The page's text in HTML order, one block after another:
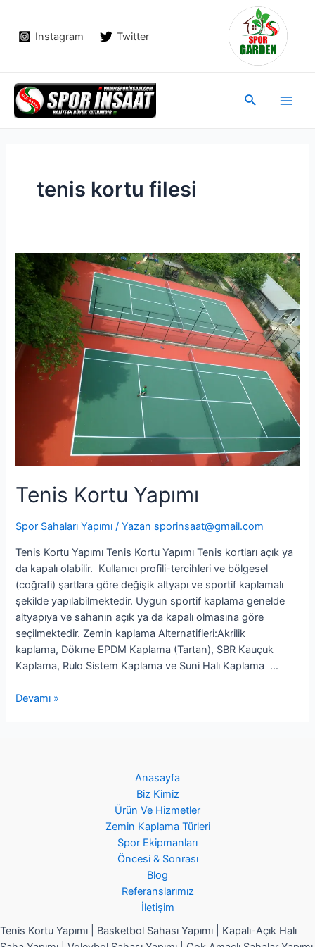
Instagram
Twitter
Arama
tenis kortu filesi
Tenis Kortu Yapımı
Spor Sahaları Yapımı / Yazan sporinsaat@gmail.com
Tenis Kortu Yapımı Tenis Kortu Yapımı Tenis kortları açık ya
da kapalı olabilir. Kullanıcı profili-tercihleri ve bölgesel
(coğrafi) şartlara göre değişik altyapı ve sportif kaplamalı
şekilde yapılabilmektedir. Uygun sportif kaplama genelde
altyapıya ve sahanın açık ya da kapalı olmasına göre
seçilmektedir. Zemin kaplama Alternatifleri:Akrilik
kaplama, Dökme EPDM Kaplama (Tartan), SBR Kauçuk
Kaplama, Rulo Sistem Kaplama ve Suni Halı Kaplama …
Tenis
Kortu
Yapımı
Devamı »
Anasayfa
Biz Kimiz
Ürün Ve Hizmetler
Zemin Kaplama Türleri
Spor Ekipmanları
Öncesi & Sonrası
Blog
Referanslarımız
İletişim
Tenis Kortu Yapımı | Basketbol Sahası Yapımı | Kapalı-Açık Halı